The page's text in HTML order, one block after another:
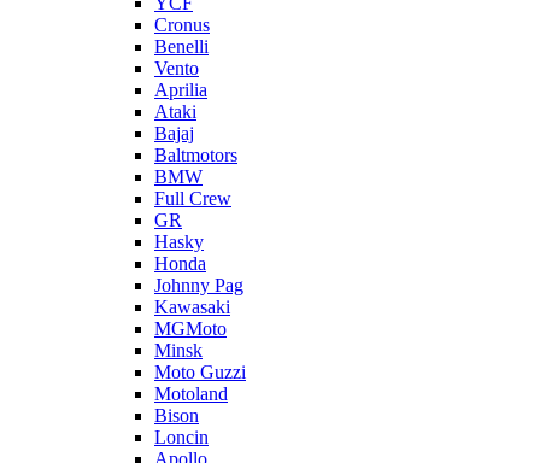
Cronus
Benelli
Vento
Aprilia
Ataki
Bajaj
Baltmotors
BMW
Full Crew
GR
Hasky
Honda
Johnny Pag
Kawasaki
MGMoto
Minsk
Moto Guzzi
Motoland
Bison
Loncin
Apollo